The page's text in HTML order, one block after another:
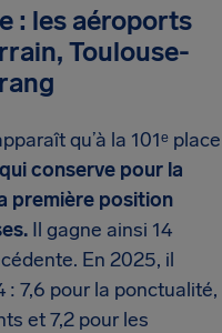
: les aéroports
Toulouse-
qu’à la 101ᵉ place
conserve pour la
première position
Il gagne ainsi 14
En 2025, il
7,6 pour la ponctualité,
et 7,2 pour les